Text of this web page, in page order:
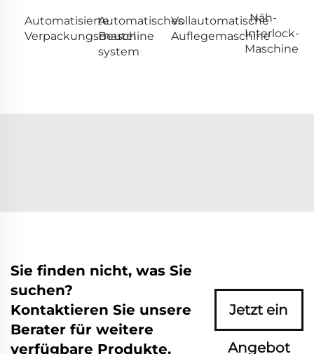
Automatisierte
Verpackungsmaschine
Automatisches
Beutel
system
Vollautomatische
Auflegemaschine
Näh-
Interlock-
Maschine
Sie finden nicht, was Sie
suchen?
Kontaktieren Sie unsere
Berater für weitere
verfügbare Produkte.
Jetzt ein
Angebot